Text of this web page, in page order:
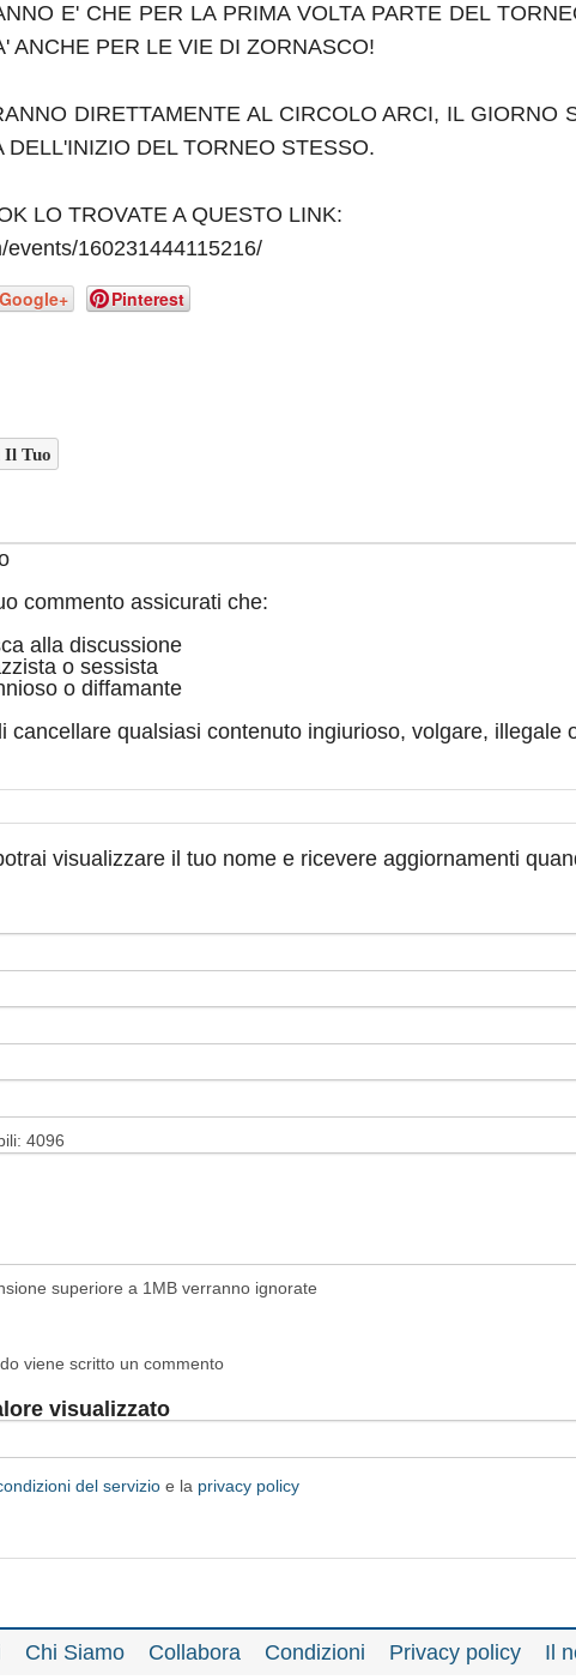
E' CHE PER LA PRIMA VOLTA PARTE DEL
ANCHE PER LE VIE DI ZORNASCO!
DIRETTAMENTE AL CIRCOLO ARCI, IL GIORNO
DEL TORNEO STESSO.
LO TROVATE A QUESTO LINK:
160231444115216/
Google+ Pinterest
Tuo
commento assicurati che:
alla discussione
o sessista
o diffamante
cancellare qualsiasi contenuto ingiurioso, volgare, illegale
visualizzare il tuo nome e ricevere aggiornamenti
4096
superiore a 1MB verranno ignorate
viene scritto un commento
visualizzato
del servizio e la privacy policy
Chi Siamo Collabora Condizioni Privacy policy Il